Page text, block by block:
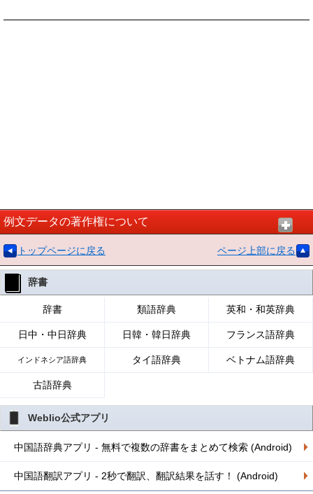
例文データの著作権について
トップページに戻る ページ上部に戻る
辞書
辞書 類語辞典 英和・和英辞典
日中・中日辞典 日韓・韓日辞典 フランス語辞典
インドネシア語辞典 タイ語辞典 ベトナム語辞典
古語辞典
Weblio公式アプリ
中国語辞典アプリ - 無料で複数の辞書をまとめて検索 (Android)
中国語翻訳アプリ - 2秒で翻訳、翻訳結果を話す！ (Android)